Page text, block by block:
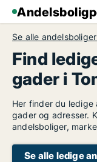
Se alle
Find
gader i
Her finder du ledige
gader og adresser.
andelsboliger,
Se alle ledige